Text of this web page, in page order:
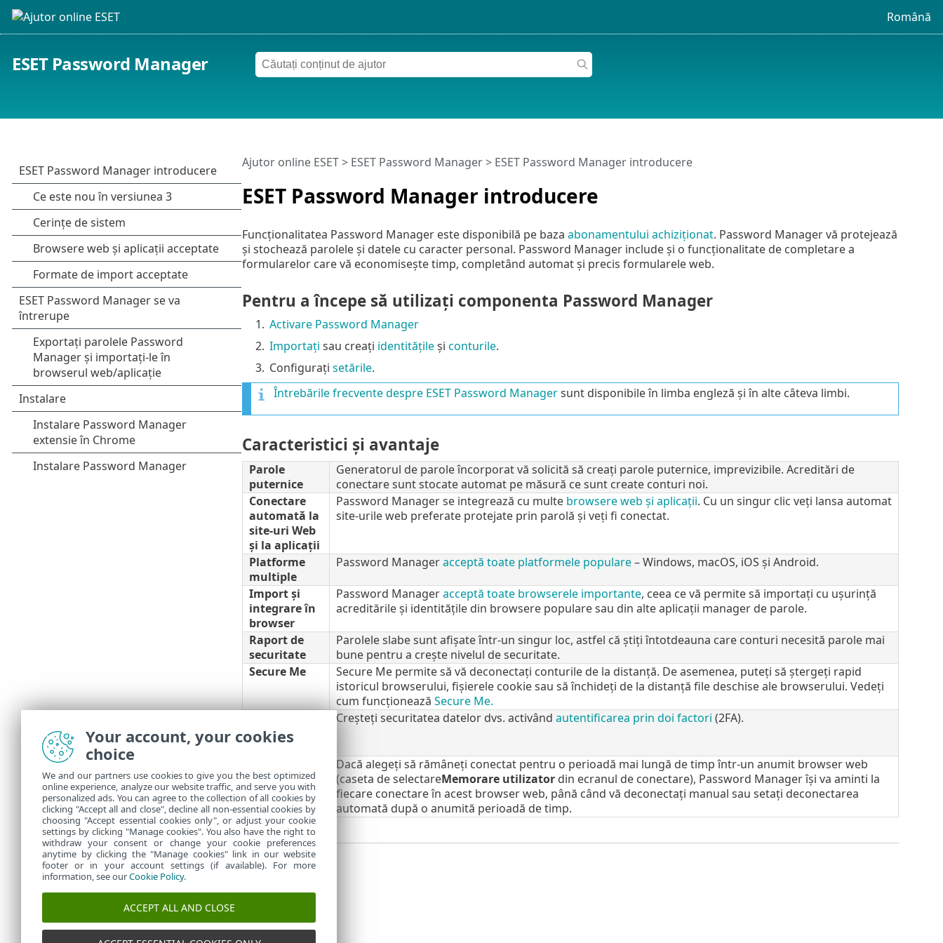
Română
ESET Password Manager
ESET Password Manager introducere
Ajutor online ESET> ESET Password Manager> ESET Password Manager introducere
Funcționalitatea Password Manager este disponibilă pe baza abonamentului achiziționat. Password Manager vă protejează
și stochează parolele și datele cu caracter personal. Password Manager include și o funcționalitate de completare a
formularelor care vă economisește timp, completând automat și precis formularele web.
Pentru a începe să utilizați componenta Password Manager
1. Activare Password Manager
2. Importați sau creați identitățileși conturile.
3. Configurați setările.
Întrebările frecvente despre ESET Password Managersunt disponibile în limba engleză și în alte câteva limbi.
Caracteristici și avantaje
Parole
puternice
Generatorul de parole încorporat vă solicită să creați parole puternice, imprevizibile. Acreditări de
conectare sunt stocate automat pe măsură ce sunt create conturi noi.
Conectare
automată la
site-uri Web
și la aplicații
Password Manager se integrează cu multe browsere web și aplicații. Cu un singur clic veți lansa automat
site-urile web preferate protejate prin parolă și veți fi conectat.
Platforme
multiple
Password Manageracceptă toate platformele populare– Windows, macOS, iOS și Android.
Import și
integrare în
browser
Password Manageracceptă toate browserele importante, ceea ce vă permite să importați cu ușurință
acreditările și identitățile din browsere populare sau din alte aplicații manager de parole.
Raport de
securitate
Parolele slabe sunt afișate într-un singur loc, astfel că știți întotdeauna care conturi necesită parole mai
bune pentru a crește nivelul de securitate.
Secure Me
Secure Me permite să vă deconectați conturile de la distanță. De asemenea, puteți să ștergeți rapid
istoricul browserului, fișierele cookie sau să închideți de la distanță file deschise ale browserului. Vedeți
cum funcționează Secure Me.
prin doi
factori
Creșteți securitatea datelor dvs. activând autentificarea prin doi factori (2FA).
automată
Dacă alegeți să rămâneți conectat pentru o perioadă mai lungă de timp într-un anumit browser web
(caseta de selectareMemorare utilizatordin ecranul de conectare), Password Manager își va aminti la
fiecare conectare în acest browser web, până când vă deconectați manual sau setați deconectarea
automată după o anumită perioadă de timp.
Your account, your cookies
choice
We and our partners use cookies to give you the best optimized
online experience, analyze our website traffic, and serve you with
personalized ads. You can agree to the collection of all cookies by
clicking "Accept all and close", decline all non-essential cookies by
choosing "Accept essential cookies only", or adjust your cookie
settings by clicking "Manage cookies". You also have the right to
withdraw your consent or change your cookie preferences
anytime by clicking the "Manage cookies" link in our website
footer or in your account settings (if available). For more
information, see ourCookie Policy.
ACCEPT ALL AND CLOSE